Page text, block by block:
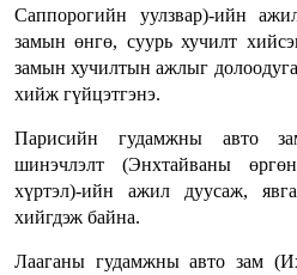
Саппорогийн уулзвар)-ийн
замын өнгө, суурь хучилт
замын хучилтын ажлыг
хийж гүйцэтгэнэ.
Парисийн гудамжны авто
шинэчлэлт (Энхтайваны
хүртэл)-ийн ажил дуусаж,
хийгдэж байна.
Лааганы гудамжны авто зам